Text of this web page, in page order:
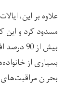
علاوه بر این،
مسدود کرد و این
بیش از
بسیاری از
بحران